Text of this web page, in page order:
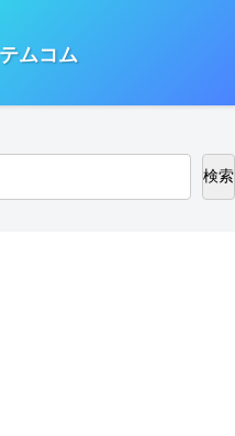
ムコム
検索